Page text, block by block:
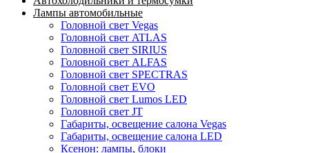
Лампы автомобильные
Головной свет Vegas
Головной свет ATLAS
Головной свет SIRIUS
Головной свет ALFAS
Головной свет SPECTRAS
Головной свет EVO
Головной свет Lumos LED
Головной свет JT
Габариты, освещение салона Vegas
Габариты, освещение салона LED
Ксенон: лампы, блоки